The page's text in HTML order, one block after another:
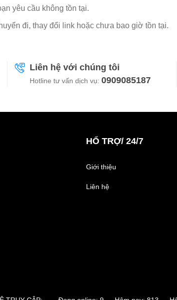
yêu cầu không tồn tại.
đi, thay đổi link hoặc chưa bao giờ tồn tại.
Liên hệ với chúng tôi
Hotline tư vấn dịch vụ:0909085187
HỔ TRỢ/ 24/7
Giới thiệu
Liên hệ